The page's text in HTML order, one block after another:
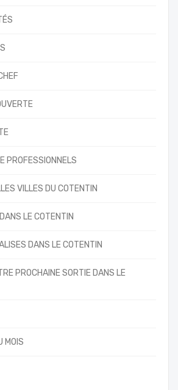
PROFESSIONNELS
VILLES DU COTENTIN
LE COTENTIN
DANS LE COTENTIN
PROCHAINE SORTIE DANS LE
MOIS